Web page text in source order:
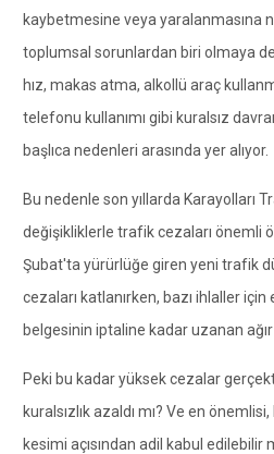
kaybetmesine veya yaralanmasına
toplumsal sorunlardan biri olmaya
hız, makas atma, alkollü araç
telefonu kullanımı gibi kuralsız
başlıca nedenleri arasında yer alıyor.
Bu nedenle son yıllarda Karayolları
değişikliklerle trafik cezaları önemli
Şubat'ta yürürlüğe giren yeni trafik
cezaları katlanırken, bazı ihlaller
belgesinin iptaline kadar uzanan ağır
Peki bu kadar yüksek cezalar
kuralsızlık azaldı mı? Ve en
kesimi açısından adil kabul edilebilir